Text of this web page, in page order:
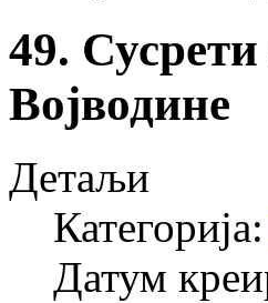
49.
Војводине
Детаљи
Категорија:
Датум